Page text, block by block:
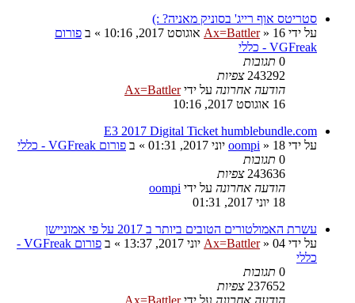
סטריטס אוף רייג' בסוניק מאניה? :)
על ידי
Ax=Battler» 16 אוגוסט 2017, 10:16 » ב פורום
VGFreak - כללי
0 תגובות
243292 צפיות
הודעה אחרונה על ידיAx=Battler
16 אוגוסט 2017, 10:16
E3 2017 Digital Ticket humblebundle.com
על ידי
oompi » 18 יוני 2017, 01:31 » ב פורום VGFreak - כללי
0 תגובות
243636 צפיות
הודעה אחרונה על ידי oompi
18 יוני 2017, 01:31
עשרת האמולטורים הטובים ביותר ב 2017 על פי אמוניישן
על ידי
Ax=Battler» 04 יוני 2017, 13:37 » ב
פורום VGFreak -
כללי
0 תגובות
237652 צפיות